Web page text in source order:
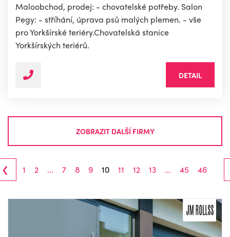
Maloobchod, prodej: - chovatelské potřeby. Salon
Pegy: - stříhání, úprava psů malých plemen. - vše
pro Yorkšírské teriéry.Chovatelská stanice
Yorkšírských teriérů.
DETAIL
ZOBRAZIT DALŠÍ FIRMY
‹ 1 2 ... 7 8 9 10 11 12 13 ... 45 46